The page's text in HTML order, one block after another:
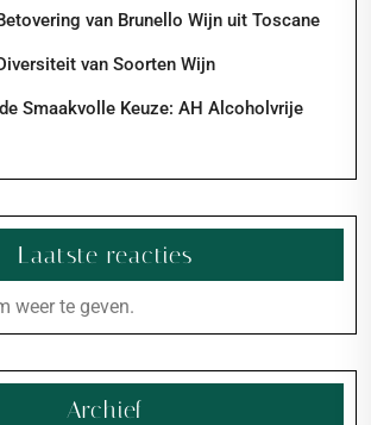
van Brunello Wijn uit Toscane
van Soorten Wijn
Smaakvolle Keuze: AH Alcoholvrije
Laatste reacties
weer te geven.
Archief